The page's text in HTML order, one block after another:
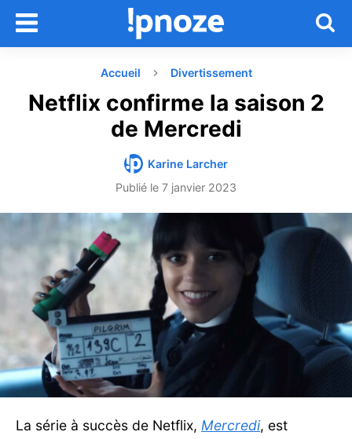
Accueil Divertissement
Netflix confirme la saison 2
de Mercredi
Karine Larcher
Publié le 7 janvier 2023
La série à succès de Netflix, Mercredi, est